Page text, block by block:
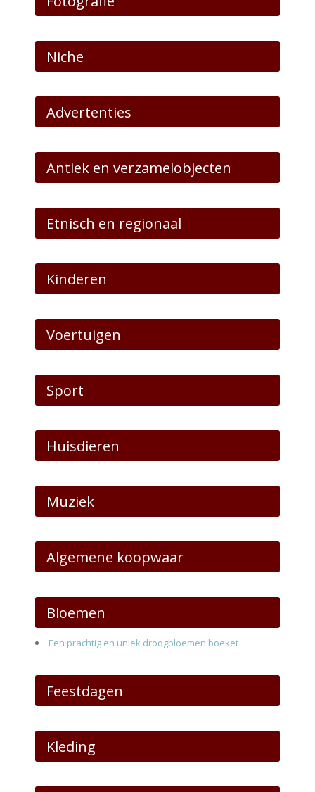
Niche
Advertenties
Antiek en verzamelobjecten
Etnisch en regionaal
Kinderen
Voertuigen
Sport
Huisdieren
Muziek
Algemene koopwaar
Bloemen
Een prachtig en uniek droogbloemen boeket
Feestdagen
Kleding